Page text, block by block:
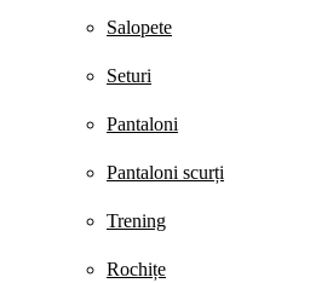
Salopete
Seturi
Pantaloni
Pantaloni scurți
Trening
Rochițe